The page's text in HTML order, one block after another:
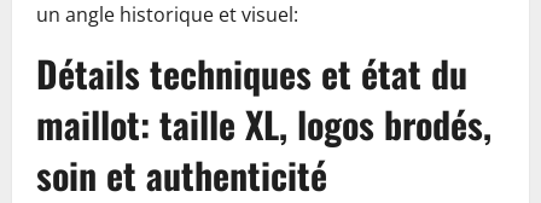
un angle historique et visuel:
Détails techniques et état du
maillot: taille XL, logos brodés,
soin et authenticité